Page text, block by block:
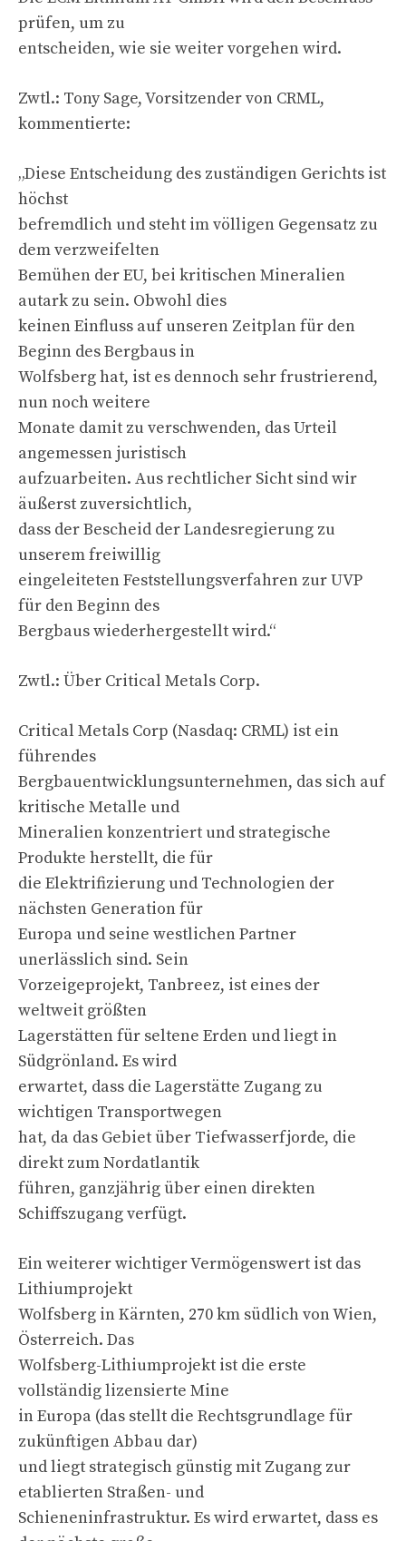
prüfen, um zu
entscheiden, wie sie weiter vorgehen wird.
Zwtl.: Tony Sage, Vorsitzender von CRML,
kommentierte:
„Diese Entscheidung des zuständigen Gerichts ist
höchst
befremdlich und steht im völligen Gegensatz zu
dem verzweifelten
Bemühen der EU, bei kritischen Mineralien
autark zu sein. Obwohl dies
keinen Einfluss auf unseren Zeitplan für den
Beginn des Bergbaus in
Wolfsberg hat, ist es dennoch sehr frustrierend,
nun noch weitere
Monate damit zu verschwenden, das Urteil
angemessen juristisch
aufzuarbeiten. Aus rechtlicher Sicht sind wir
äußerst zuversichtlich,
dass der Bescheid der Landesregierung zu
unserem freiwillig
eingeleiteten Feststellungsverfahren zur UVP
für den Beginn des
Bergbaus wiederhergestellt wird.“
Zwtl.: Über Critical Metals Corp.
Critical Metals Corp (Nasdaq: CRML) ist ein
führendes
Bergbauentwicklungsunternehmen, das sich auf
kritische Metalle und
Mineralien konzentriert und strategische
Produkte herstellt, die für
die Elektrifizierung und Technologien der
nächsten Generation für
Europa und seine westlichen Partner
unerlässlich sind. Sein
Vorzeigeprojekt, Tanbreez, ist eines der
weltweit größten
Lagerstätten für seltene Erden und liegt in
Südgrönland. Es wird
erwartet, dass die Lagerstätte Zugang zu
wichtigen Transportwegen
hat, da das Gebiet über Tiefwasserfjorde, die
direkt zum Nordatlantik
führen, ganzjährig über einen direkten
Schiffszugang verfügt.
Ein weiterer wichtiger Vermögenswert ist das
Lithiumprojekt
Wolfsberg in Kärnten, 270 km südlich von Wien,
Österreich. Das
Wolfsberg-Lithiumprojekt ist die erste
vollständig lizensierte Mine
in Europa (das stellt die Rechtsgrundlage für
zukünftigen Abbau dar)
und liegt strategisch günstig mit Zugang zur
etablierten Straßen- und
Schieneninfrastruktur. Es wird erwartet, dass es